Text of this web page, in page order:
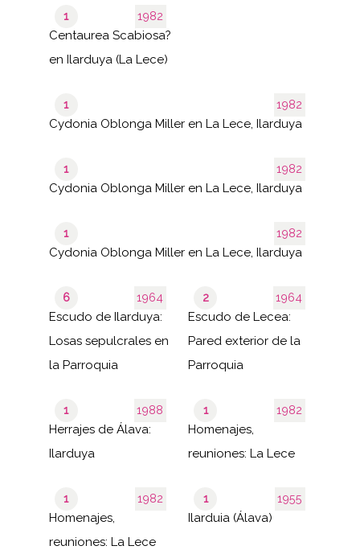
1982
1
Centaurea Scabiosa?
en Ilarduya (La Lece)
1982
1
Cydonia Oblonga Miller en La Lece, Ilarduya
1982
1
Cydonia Oblonga Miller en La Lece, Ilarduya
1982
1
Cydonia Oblonga Miller en La Lece, Ilarduya
1964
6
Escudo de Ilarduya:
Losas sepulcrales en
la Parroquia
1964
2
Escudo de Lecea:
Pared exterior de la
Parroquia
1988
1
Herrajes de Álava:
Ilarduya
1982
1
Homenajes,
reuniones: La Lece
1982
1
Homenajes,
reuniones: La Lece
1955
1
Ilarduia (Álava)